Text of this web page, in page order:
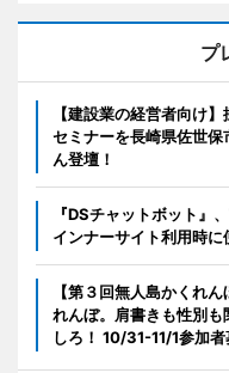
プ
【建設業の経営者向け
セミナーを長崎県佐世
ん登壇！
『DSチャットボット』
インナーサイト利用時
【第３回無人島かくれ
れんぼ。肩書きも性別
しろ！ 10/31-11/1参加者